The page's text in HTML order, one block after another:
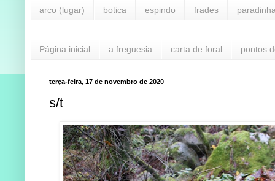
arco (lugar) botica espindo frades
Página inicial a freguesia carta de foral pontos
terça-feira, 17 de novembro de 2020
s/t